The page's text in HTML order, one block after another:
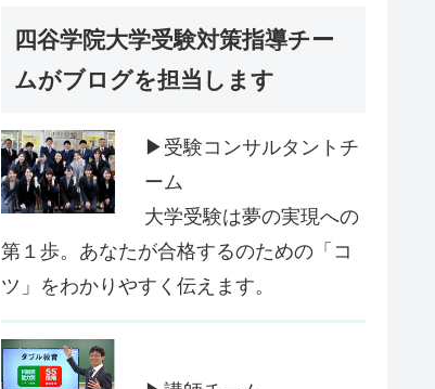
四谷学院大学受験対策指導チー
ムがブログを担当します
▶受験コンサルタントチ
ーム
大学受験は夢の実現への
第１歩。あなたが合格するのための「コ
ツ」をわかりやすく伝えます。